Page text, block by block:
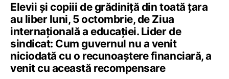
Elevii și copiii de grădiniță din toată țara
au liber luni, 5 octombrie, de Ziua
internațională a educației. Lider de
sindicat: Cum guvernul nu a venit
niciodată cu o recunoaștere financiară, a
venit cu această recompensare